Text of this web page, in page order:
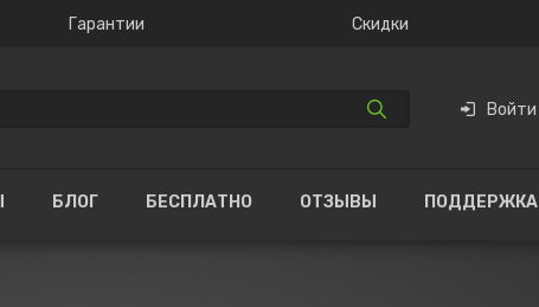
Гарантии Скидки
Войти
БЛОГ БЕСПЛАТНО ОТЗЫВЫ ПОДДЕРЖКА